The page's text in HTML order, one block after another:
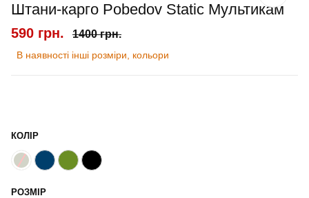
Штани-карго Pobedov Static Мультикам
590 грн. 1400 грн.
В наявності інші розміри, кольори
КОЛІР
РОЗМІР